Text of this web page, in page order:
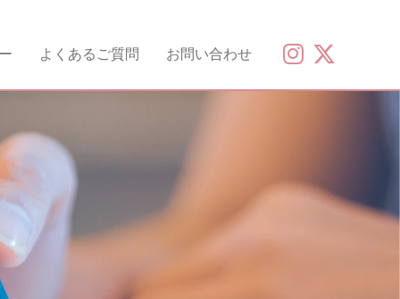
よくあるご質問 お問い合わせ